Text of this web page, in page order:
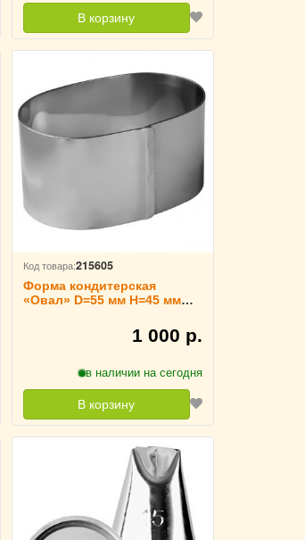
В корзину
Код товара:215605
Форма кондитерская
«Овал» D=55 мм H=45 мм
1 000 р.
в наличии на сегодня
В корзину